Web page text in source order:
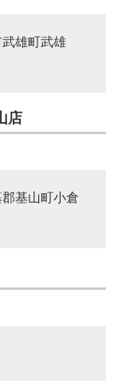
武雄町武雄
店
基山町小倉